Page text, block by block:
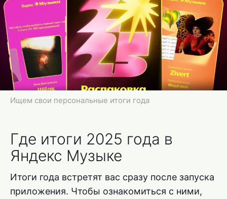
Ищем свои персональные итоги года
Где итоги 2025 года в
Яндекс Музыке
Итоги года встретят вас сразу после запуска
приложения. Чтобы ознакомиться с ними,